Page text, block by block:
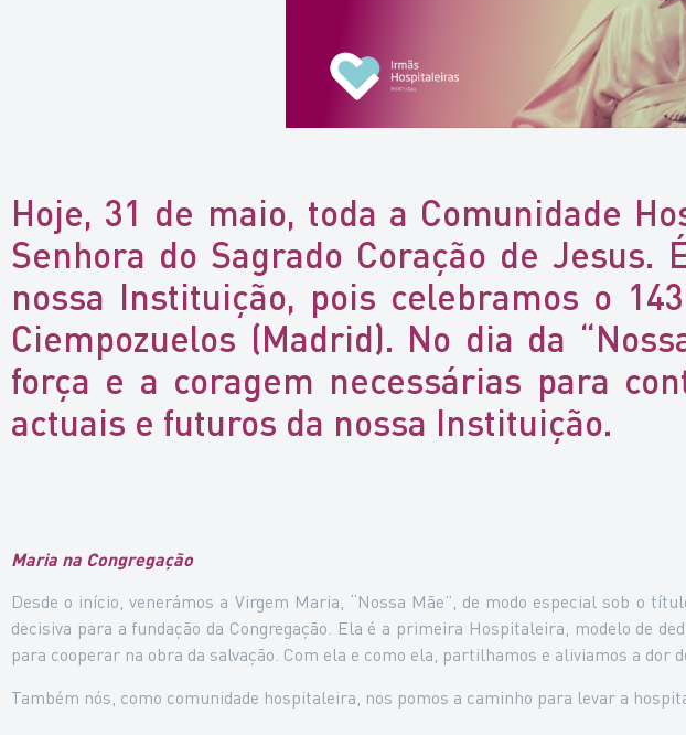
Hoje, 31 de maio, toda a Comunidade
Senhora do Sagrado Coração de
nossa Instituição, pois celebramos o
Ciempozuelos (Madrid). No dia da
força e a coragem necessárias para
actuais e futuros da nossa Instituição.
Maria na Congregação
Desde o início, venerámos a Virgem Maria, “Nossa Mãe”, de modo especial sob o
decisiva para a fundação da Congregação. Ela é a primeira Hospitaleira, modelo de
para cooperar na obra da salvação. Com ela e como ela, partilhamos e aliviamos a dor
Também nós, como comunidade hospitaleira, nos pomos a caminho para levar a